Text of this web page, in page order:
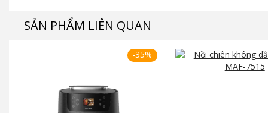
SẢN PHẨM LIÊN QUAN
-35%